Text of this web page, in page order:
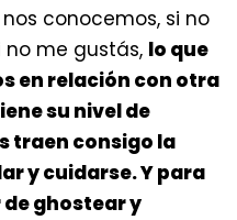
conocemos, si no
no me gustás, lo que
en relación con otra
su nivel de
traen consigo la
y cuidarse. Y para
de ghostear y